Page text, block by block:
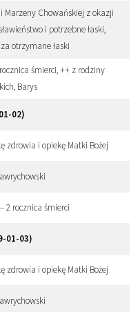
Marzeny Chowańskiej z okazji
i potrzebne łaski,
otrzymane łaski
śmierci, ++ z rodziny
Barys
02)
zdrowia i opiekę Matki Bożej
2 rocznica śmierci
01-03)
zdrowia i opiekę Matki Bożej